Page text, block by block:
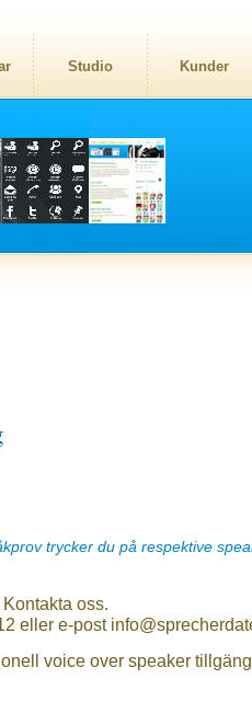
Studio Kunder
trycker du på respektive
oss.
eller e-post
voice over speaker